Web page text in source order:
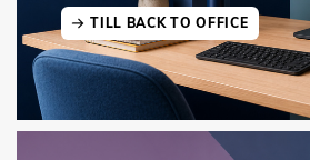
TILL BACK TO OFFICE